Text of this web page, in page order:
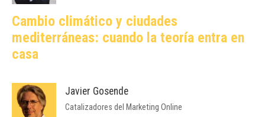
Cambio climático y ciudades
mediterráneas: cuando la teoría entra en
casa
Javier Gosende
Catalizadores del Marketing Online